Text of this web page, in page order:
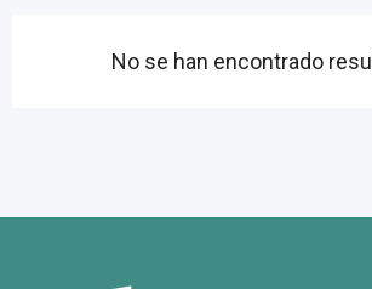
No se han encontrado